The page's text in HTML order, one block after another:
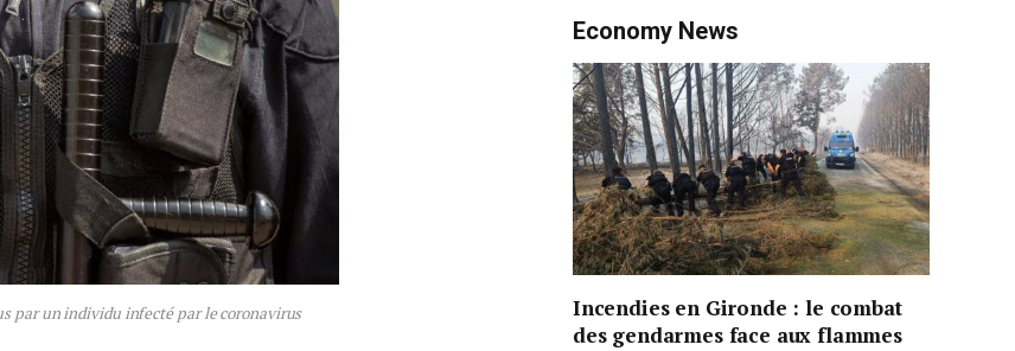
par un individu infecté par le coronavirus
Economy News
Incendies en Gironde : le combat
des gendarmes face aux flammes